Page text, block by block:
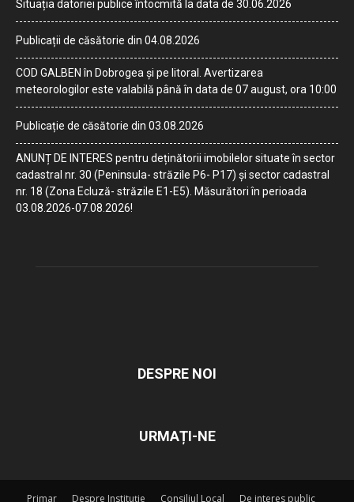
Situația datoriei publice întocmită la data de 30.06.2026
Publicații de căsătorie din 04.08.2026
COD GALBEN în Dobrogea și pe litoral. Avertizarea
meteorologilor este valabilă până în data de 07 august, ora 10:00
Publicație de căsătorie din 03.08.2026
ANUNȚ DE INTERES pentru deținătorii imobilelor situate în sector
cadastral nr. 30 (Peninsula- străzile P6- P17) și sector cadastral
nr. 18 (Zona Ecluză- străzile E1-E5). Măsurători în perioada
03.08.2026-07.08.2026!
DESPRE NOI
URMAȚI-NE
Primar Despre Instituție Consiliul Local De interes public